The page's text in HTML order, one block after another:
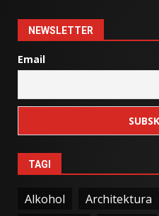
NEWSLETTER
Email
TAGI
Alkohol Architektura